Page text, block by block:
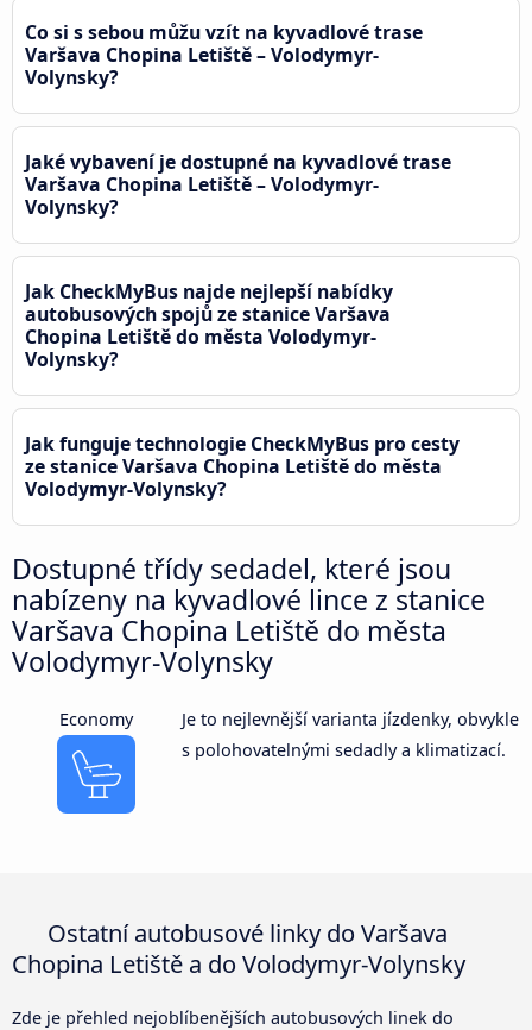
Co si s sebou můžu vzít na kyvadlové trase
Varšava Chopina Letiště – Volodymyr-
Volynsky?
Jaké vybavení je dostupné na kyvadlové trase
Varšava Chopina Letiště – Volodymyr-
Volynsky?
Jak CheckMyBus najde nejlepší nabídky
autobusových spojů ze stanice Varšava
Chopina Letiště do města Volodymyr-
Volynsky?
Jak funguje technologie CheckMyBus pro cesty
ze stanice Varšava Chopina Letiště do města
Volodymyr-Volynsky?
Dostupné třídy sedadel, které jsou
nabízeny na kyvadlové lince z stanice
Varšava Chopina Letiště do města
Volodymyr-Volynsky
Economy
Je to nejlevnější varianta jízdenky, obvykle
s polohovatelnými sedadly a klimatizací.
Ostatní autobusové linky do Varšava
Chopina Letiště a do Volodymyr-Volynsky
Zde je přehled nejoblíbenějších autobusových linek do